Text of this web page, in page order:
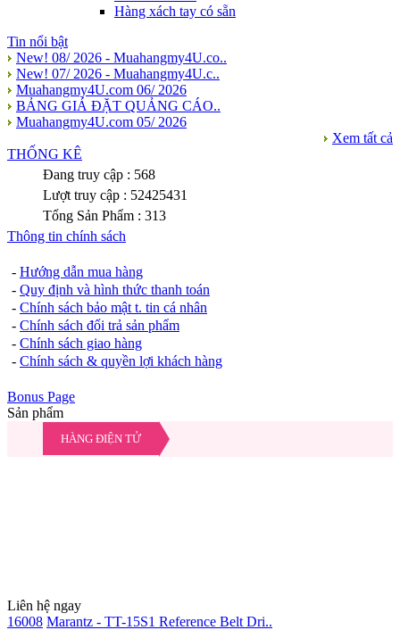
Hàng xách tay có sẵn
Tin nổi bật
New! 08/ 2026 - Muahangmy4U.co..
New! 07/ 2026 - Muahangmy4U.c..
Muahangmy4U.com 06/ 2026
BẢNG GIÁ ĐẶT QUẢNG CÁO..
Muahangmy4U.com 05/ 2026
Xem tất cả
THỐNG KÊ
Đang truy cập : 568
Lượt truy cập : 52425431
Tổng Sản Phẩm : 313
Thông tin chính sách
- Hướng dẫn mua hàng
- Quy định và hình thức thanh toán
- Chính sách bảo mật t. tin cá nhân
- Chính sách đổi trả sản phẩm
- Chính sách giao hàng
- Chính sách & quyền lợi khách hàng
Bonus Page
Sản phẩm
HÀNG ĐIỆN TỬ
Liên hệ ngay
16008 Marantz - TT-15S1 Reference Belt Dri..